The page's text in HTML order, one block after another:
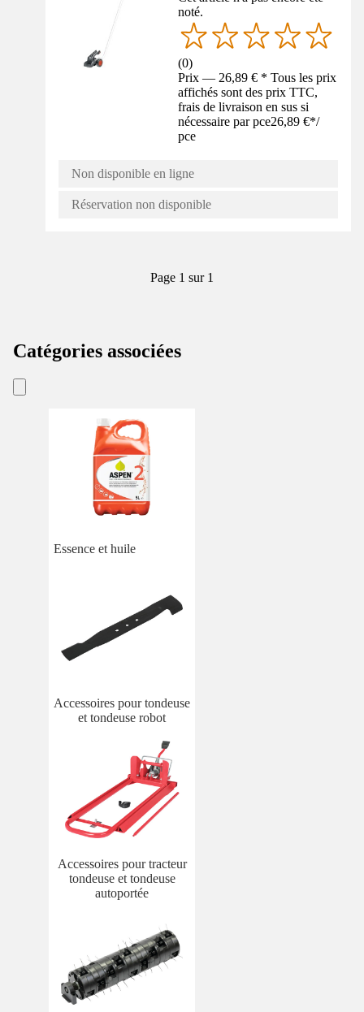
noté.
(0)
Prix — 26,89 € * Tous les prix
affichés sont des prix TTC,
frais de livraison en sus si
nécessaire par pce26,89 €*/
pce
Non disponible en ligne
Réservation non disponible
Page 1 sur 1
Catégories associées
Essence et huile
Accessoires pour tondeuse
et tondeuse robot
Accessoires pour tracteur
tondeuse et tondeuse
autoportée